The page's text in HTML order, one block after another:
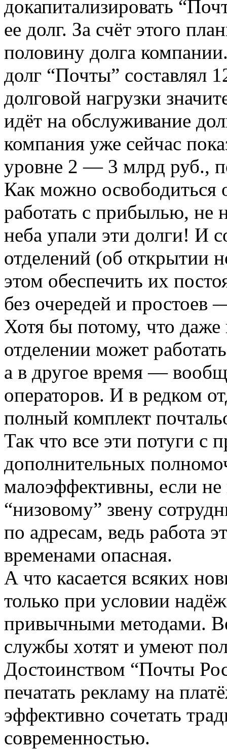
докапитализировать
ее долг. За счёт этого
половину долга
долг “Почты” составлял
долговой нагрузки
идёт на обслуживание
компания уже сейчас
уровне 2 — 3 млрд руб.,
Как можно освободиться
работать с прибылью, не
неба упали эти долги! И
отделений (об открытии
этом обеспечить их
без очередей и простоев
Хотя бы потому, что даже
отделении может
а в другое время —
операторов. И в редком
полный комплект
Так что все эти потуги с
дополнительных
малоэффективны, если не
“низовому” звену
по адресам, ведь работа
временами опасная.
А что касается всяких
только при условии
привычными методами.
службы хотят и умеют
Достоинством “Почты
печатать рекламу на
эффективно сочетать
современностью.